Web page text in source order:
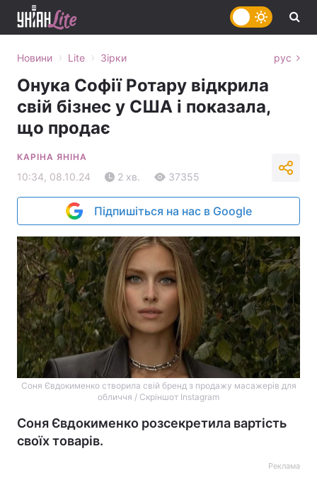
Новини › Lite › Зірки рус
Онука Софії Ротару відкрила
свій бізнес у США і показала,
що продає
КАРІНА ЯНІНА
10:34, 08.10.24 2 хв. 37355
Підпишіться на нас в Google
Соня Євдокименко створила свій бренд з продажу масажерів для
обличчя / Скріншот Instagram
Соня Євдокименко розсекретила вартість
своїх товарів.
Реклама